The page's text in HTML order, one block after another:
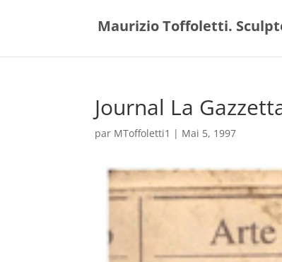
Maurizio Toffoletti.
Journal La
par MToffoletti1 | Mai 5, 1997